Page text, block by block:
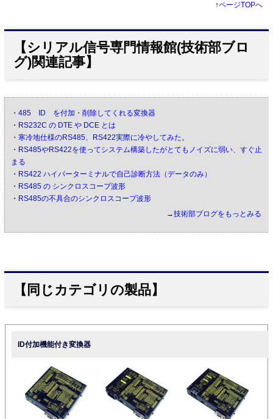
↑ページTOPへ
【シリアル信号専門情報館(技術部ブロ
グ)関連記事】
・ 485 ID を付加・削除してくれる変換器
・ RS232C の DTE や DCE とは
・ 寒冷地仕様のRS485、RS422実際に冷やしてみた。
・ RS485やRS422を使ってシステム構築したがとてもノイズに弱い、すぐ止
まる
・ RS422 ハイパーターミナルで自己診断方法（データのみ）
・ RS485 の シンクロスコープ波形
・ RS485の不具合のシンクロスコープ波形
→技術部ブログをもっとみる
【同じカテゴリの製品】
ID付加機能付き変換器